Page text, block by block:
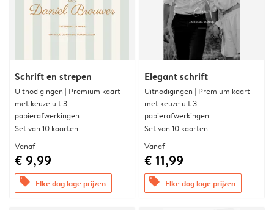
Schrift en strepen
Uitnodigingen | Premium kaart
met keuze uit 3
papierafwerkingen
Set van 10 kaarten
Vanaf
€ 9,99
offers Elke dag lage prijzen
Elegant schrift
Uitnodigingen | Premium kaart
met keuze uit 3
papierafwerkingen
Set van 10 kaarten
Vanaf
€ 11,99
offers Elke dag lage prijzen